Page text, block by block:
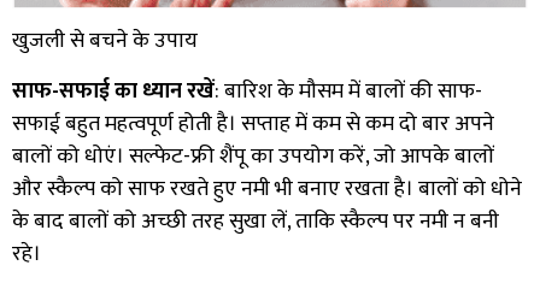
खुजली से बचने के उपाय
साफ-सफाई का ध्यान रखें: बारिश के मौसम में बालों की साफ-
सफाई बहुत महत्वपूर्ण होती है। सप्ताह में कम से कम दो बार अपने
बालों को धोएं। सल्फेट-फ्री शैंपू का उपयोग करें, जो आपके बालों
और स्कैल्प को साफ रखते हुए नमी भी बनाए रखता है। बालों को धोने
के बाद बालों को अच्छी तरह सुखा लें, ताकि स्कैल्प पर नमी न बनी
रहे।